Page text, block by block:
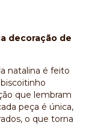
decoração de
natalina é feito
que lembram
peça é única,
o que torna